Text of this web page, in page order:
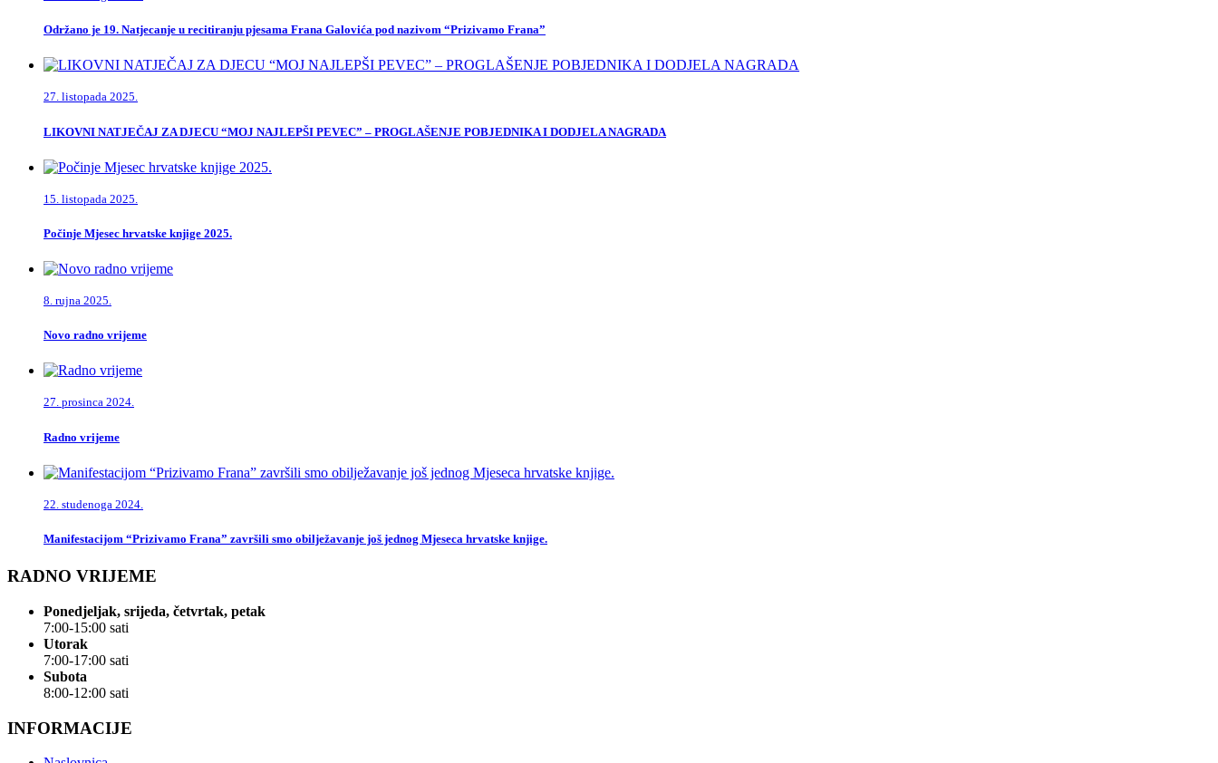
Održano je 19. Natjecanje u recitiranju pjesama Frana Galovića pod nazivom “Prizivamo Frana”
27. listopada 2025.
LIKOVNI NATJEČAJ ZA DJECU “MOJ NAJLEPŠI PEVEC” – PROGLAŠENJE POBJEDNIKA I DODJELA NAGRADA
15. listopada 2025.
Počinje Mjesec hrvatske knjige 2025.
8. rujna 2025.
Novo radno vrijeme
27. prosinca 2024.
Radno vrijeme
22. studenoga 2024.
Manifestacijom “Prizivamo Frana” završili smo obilježavanje još jednog Mjeseca hrvatske knjige.
RADNO VRIJEME
Ponedjeljak, srijeda, četvrtak, petak
7:00-15:00 sati
Utorak
7:00-17:00 sati
Subota
8:00-12:00 sati
INFORMACIJE